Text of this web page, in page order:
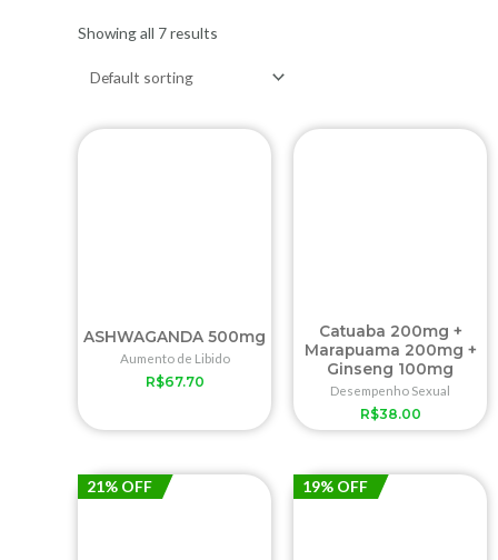
Showing all 7 results
ASHWAGANDA 500mg
Aumento de Libido
R$67.70
Catuaba 200mg +
Marapuama 200mg +
Ginseng 100mg
Desempenho Sexual
R$38.00
21% OFF 19% OFF